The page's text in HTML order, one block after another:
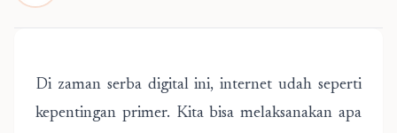
Di zaman serba digital ini, internet udah seperti
kepentingan primer. Kita bisa melaksanakan apa